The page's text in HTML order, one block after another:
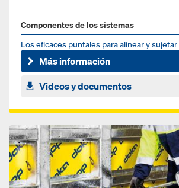
Componentes de los sistemas
Los eficaces puntales para alinear y
encofrado Doka
Más información
Videos y documentos